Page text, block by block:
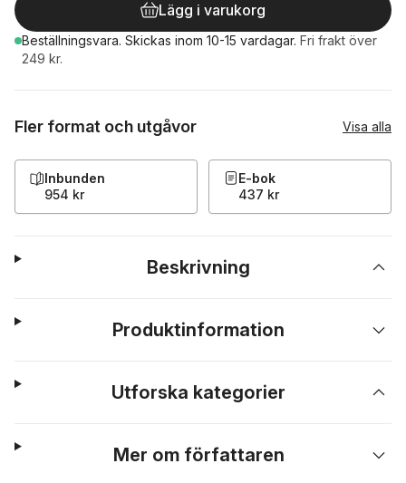
Lägg i varukorg
Beställningsvara. Skickas inom 10-15 vardagar. Fri frakt över
249 kr.
Fler format och utgåvor Visa alla
Inbunden
954 kr
E-bok
437 kr
Beskrivning
Produktinformation
Utforska kategorier
Mer om författaren